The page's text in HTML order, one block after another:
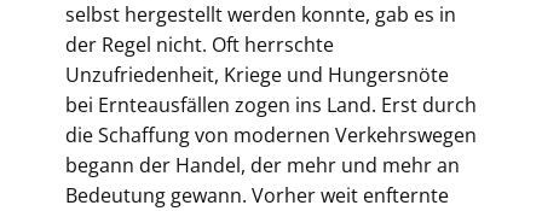
selbst hergestellt werden konnte, gab es in
der Regel nicht. Oft herrschte
Unzufriedenheit, Kriege und Hungersnöte
bei Ernteausfällen zogen ins Land. Erst durch
die Schaffung von modernen Verkehrswegen
begann der Handel, der mehr und mehr an
Bedeutung gewann. Vorher weit enfternte